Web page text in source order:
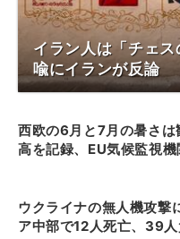
イラン人は「チェ
喩にイランが反論
西欧の6月と7月の暑さは
高を記録、EU気候監視機
ウクライナの無人機攻撃
ア中部で12人死亡、39